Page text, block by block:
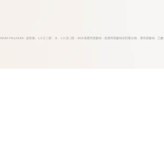
PALLIDUM）提取物、1,2-己二醇、水、1,2-戊二醇；4D水感透明质酸钠：指透明质酸钠交联聚合物、透明质酸钠、乙